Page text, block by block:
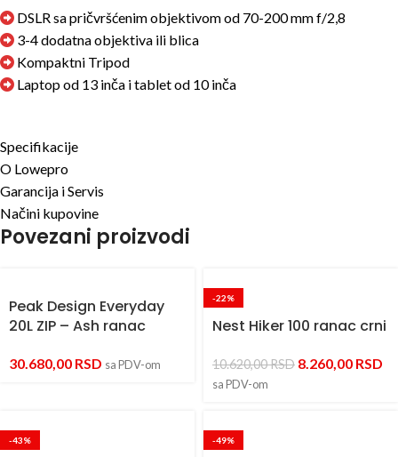
DSLR sa pričvršćenim objektivom od 70-200 mm f/2,8
3-4 dodatna objektiva ili blica
Kompaktni Tripod
Laptop od 13 inča i tablet od 10 inča
Specifikacije
O Lowepro
Garancija i Servis
Načini kupovine
Povezani proizvodi
Peak Design Everyday
20L ZIP – Ash ranac
30.680,00 RSD sa PDV-om
-22%
Nest Hiker 100 ranac crni
10.620,00RSD 8.260,00 RSD
sa PDV-om
-43% -49%